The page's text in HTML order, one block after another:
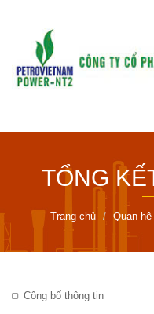
TỔNG
Trang chủ Quan
Công bố thông tin